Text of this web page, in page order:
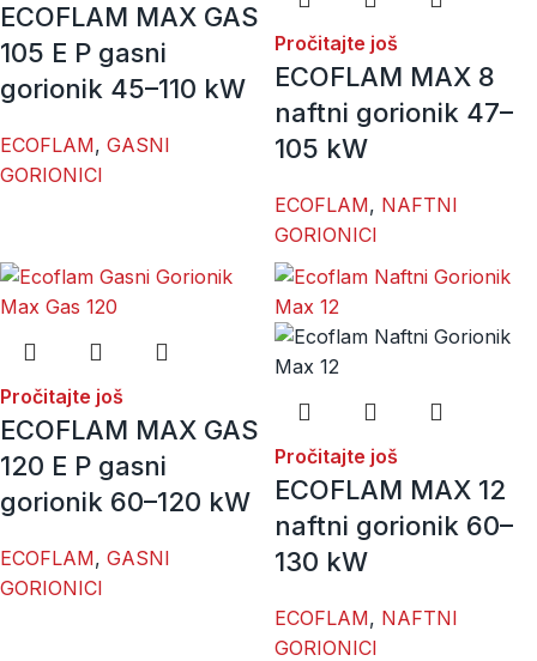
ECOFLAM MAX GAS
105 E P gasni
gorionik 45–110 kW
ECOFLAM, GASNI
GORIONICI
Pročitajte još
ECOFLAM MAX 8
naftni gorionik 47–
105 kW
ECOFLAM, NAFTNI
GORIONICI
Pročitajte još
ECOFLAM MAX GAS
120 E P gasni
gorionik 60–120 kW
ECOFLAM, GASNI
GORIONICI
Pročitajte još
ECOFLAM MAX 12
naftni gorionik 60–
130 kW
ECOFLAM, NAFTNI
GORIONICI